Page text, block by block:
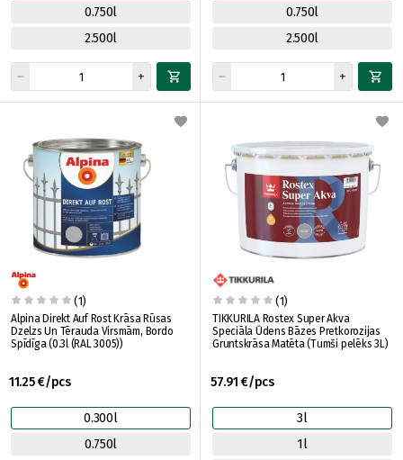
0.750l
2.500l
0.750l
2.500l
(1)
Alpina Direkt Auf Rost Krāsa Rūsas
Dzelzs Un Tērauda Virsmām, Bordo
Spīdīga (0.3l (RAL 3005))
11.25 €/pcs
0.300l
0.750l
(1)
TIKKURILA Rostex Super Akva
Speciāla Ūdens Bāzes Pretkorozijas
Gruntskrāsa Matēta (Tumši pelēks 3L)
57.91 €/pcs
3l
1l